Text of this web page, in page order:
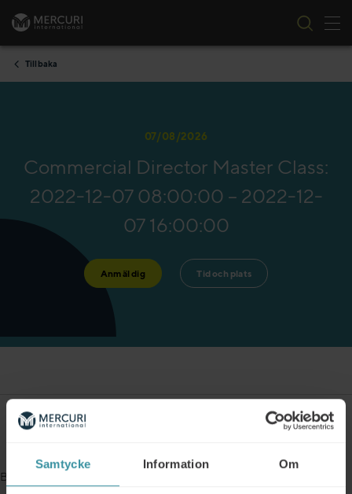
Samtycke Information Om
Skip to content
Tillbaka
07/08/2026
Commercial Director Master Class:
2022-12-07 08:00:00 – 2022-12-
07 16:00:00
Anmäl dig Tid och plats
Bokningsinformation
Bookings are closed for this event.